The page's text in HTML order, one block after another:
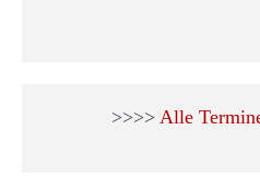
>>>> Alle